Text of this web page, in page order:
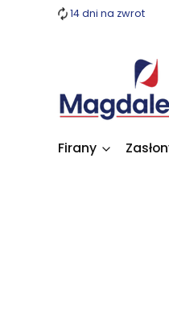
14 dni na zwrot
Firany